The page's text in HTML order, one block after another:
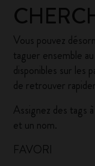
Vous pouvez
taguer ensemble
disponibles sur les
de retrouver
Assignez des tags
et un nom.
FAVORI